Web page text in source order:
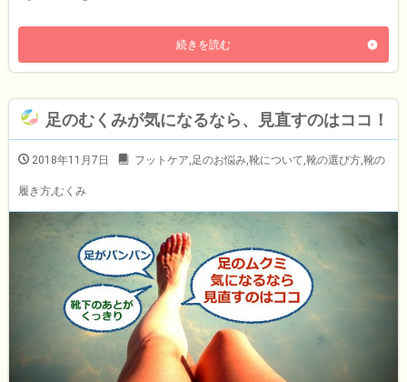
続きを読む
足のむくみが気になるなら、見直すのはココ！
2018年11月7日 フットケア,足のお悩み,靴について,靴の選び方,靴の
履き方,むくみ